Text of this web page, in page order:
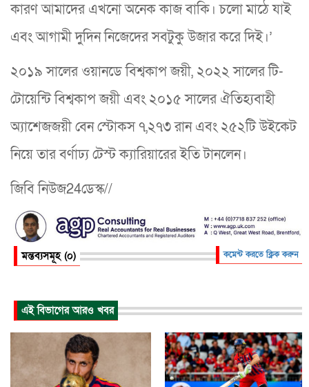
কারণ আমাদের এখনো অনেক কাজ বাকি। চলো মাঠে যাই
এবং আগামী দুদিন নিজেদের সবটুকু উজার করে দিই।’
২০১৯ সালের ওয়ানডে বিশ্বকাপ জয়ী, ২০২২ সালের টি-
টোয়েন্টি বিশ্বকাপ জয়ী এবং ২০১৫ সালের ঐতিহ্যবাহী
অ্যাশেজজয়ী বেন স্টোকস ৭,২৭৩ রান এবং ২৫২টি উইকেট
নিয়ে তার বর্ণাঢ্য টেস্ট ক্যারিয়ারের ইতি টানলেন।
জিবি নিউজ24ডেস্ক//
মন্তব্যসমূহ (০) কমেন্ট করতে ক্লিক করুন
এই বিভাগের আরও খবর